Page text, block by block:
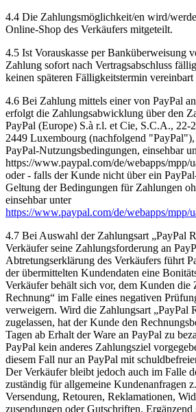
4.4 Die Zahlungsmöglichkeit/en wird/
Online-Shop des Verkäufers mitgeteilt.
4.5 Ist Vorauskasse per Banküberweisung
Zahlung sofort nach Vertragsabschluss
keinen späteren Fälligkeitstermin vereinbart
4.6 Bei Zahlung mittels einer von PayPal
erfolgt die Zahlungsabwicklung über den
PayPal (Europe) S.à r.l. et Cie, S.C.A.,
2449 Luxembourg (nachfolgend
PayPal-Nutzungsbedingungen, einsehbar
https://www.paypal.com/de/webapps/mpp/
oder - falls der Kunde nicht über ein
Geltung der Bedingungen für Zahlungen
einsehbar unter
https://www.paypal.com/de/webapps/mpp/
4.7 Bei Auswahl der Zahlungsart „PayPal
Verkäufer seine Zahlungsforderung an
Abtretungserklärung des Verkäufers führt
der übermittelten Kundendaten eine
Verkäufer behält sich vor, dem Kunden die
Rechnung“ im Falle eines negativen
verweigern. Wird die Zahlungsart „PayPal
zugelassen, hat der Kunde den
Tagen ab Erhalt der Ware an PayPal zu
PayPal kein anderes Zahlungsziel
diesem Fall nur an PayPal mit
Der Verkäufer bleibt jedoch auch im Falle
zuständig für allgemeine Kundenanfragen
Versendung, Retouren, Reklamationen,
zusendungen oder Gutschriften.